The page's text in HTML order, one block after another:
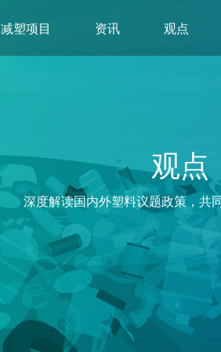
减塑项目 资讯 观点
观点
深度解读国内外塑料议题政策，共